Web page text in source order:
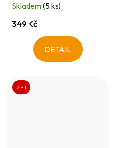
Skladem(5 ks)
349 Kč
DETAIL
2 + 1